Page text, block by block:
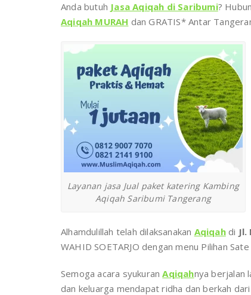
Anda butuh Jasa Aqiqah di Saribumi?
Aqiqah MURAH dan GRATIS* Antar
Layanan jasa Jual paket katering Kambing
Aqiqah Saribumi Tangerang
Alhamdulillah telah dilaksanakan Aqiqahdi
WAHID SOETARJO dengan menu Pilihan
Semoga acara syukuranAqiqahnya berjalan
dan keluarga mendapat ridha dan berkah dari